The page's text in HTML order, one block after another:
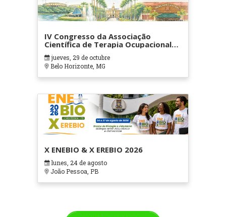
IV Congresso da Associação
Científica de Terapia Ocupacional
em Contextos Hospitalares e
Cuidados Paliativos - ATOHOSP
jueves, 29 de octubre
Belo Horizonte, MG
X ENEBIO & X EREBIO 2026
lunes, 24 de agosto
João Pessoa, PB